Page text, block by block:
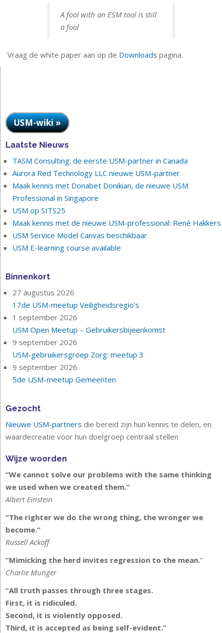
A fool with an ESM tool is still
a fool
Vraag de white paper aan op de Downloads pagina.
USM-wiki »
Laatste Nieuws
TASM Consulting: de eerste USM-partner in Canada
Aurora Red Technology LLC nieuwe USM-partner
Maak kennis met Donabet Donikian, de nieuwe USM
Professional in Singapore
USM op SITS25
Maak kennis met de nieuwe USM-professional: René Hakkers
USM Service Model Canvas beschikbaar
USM E-learning course available
Binnenkort
27 augustus 2026
17de USM-meetup Veiligheidsregio’s
1 september 2026
USM Open Meetup – Gebruikersbijeenkomst
9 september 2026
USM-gebruikersgroep Zorg: meetup 3
9 september 2026
5de USM-meetup Gemeenten
Gezocht
Nieuwe USM-partners die bereid zijn hun kennis te delen, en
waardecreatie voor hun doelgroep centraal stellen
Wijze woorden
“We cannot solve our problems with the same thinking
we used when we created them.”
Albert Einstein
“The righter we do the wrong thing, the wronger we
become.”
Russell Ackoff
“Mimicking the herd invites regression to the mean.”
Charlie Munger
“All truth passes through three stages.
First, it is ridiculed.
Second, it is violently opposed.
Third, it is accepted as being self-evident.”